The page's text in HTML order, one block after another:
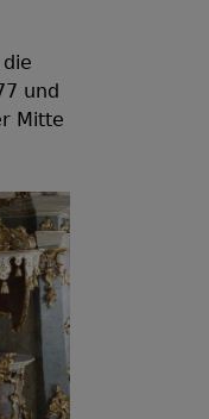
und
Mitte